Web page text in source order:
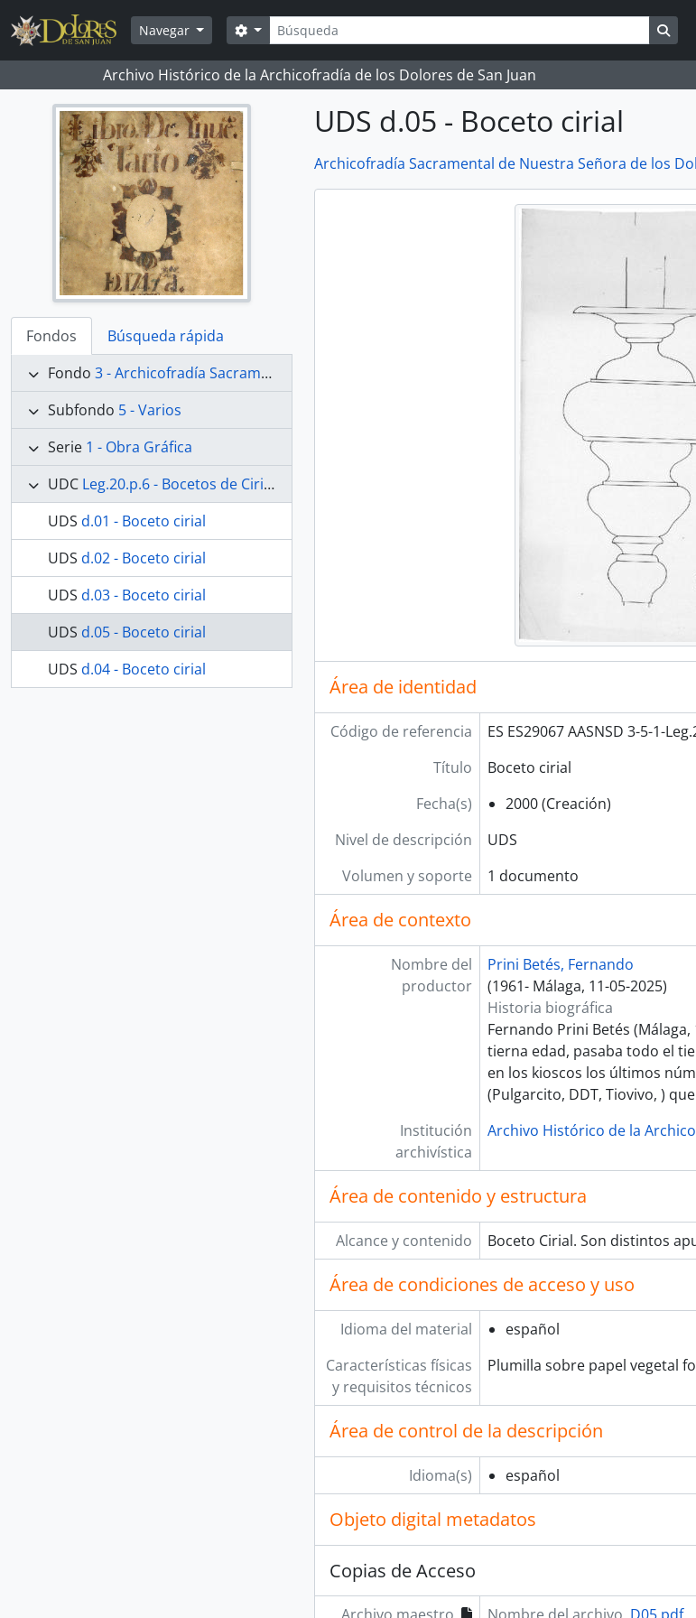
Skip to main content
Navegar
Búsqueda
Search options
Archivo Histórico de la Archicofradía de los Dolores de San Juan
Fondos
Búsqueda rápida
Fondo 3 - Archicofradía Sacramental de Nuestra Señora de los Dolores
Subfondo 5 - Varios
Serie 1 - Obra Gráfica
UDC Leg.20.p.6 - Bocetos de Ciriales
UDS d.01 - Boceto cirial
UDS d.02 - Boceto cirial
UDS d.03 - Boceto cirial
UDS d.05 - Boceto cirial
UDS d.04 - Boceto cirial
UDS d.05 - Boceto cirial
Archicofradía Sacramental de Nuestra Señora de los
Área de identidad
Código de referencia
ES ES29067 AASNSD 3-5-1-
Título
Boceto cirial
Fecha(s)
2000 (Creación)
Nivel de descripción
UDS
Volumen y soporte
1 documento
Área de contexto
Nombre del
productor
Prini Betés, Fernando
(1961- Málaga, 11-05-2025)
Historia biográfica
Fernando Prini Betés
tierna edad, pasaba todo el
en los kioscos los últimos
(Pulgarcito, DDT, Tiovivo, )
Institución
archivística
Archivo Histórico de la
Área de contenido y estructura
Alcance y contenido Boceto Cirial. Son distintos
Área de condiciones de acceso y uso
Idioma del material
español
Características físicas
y requisitos técnicos
Plumilla sobre papel vegetal
Área de control de la descripción
Idioma(s) español
Objeto digital metadatos
Copias de Acceso